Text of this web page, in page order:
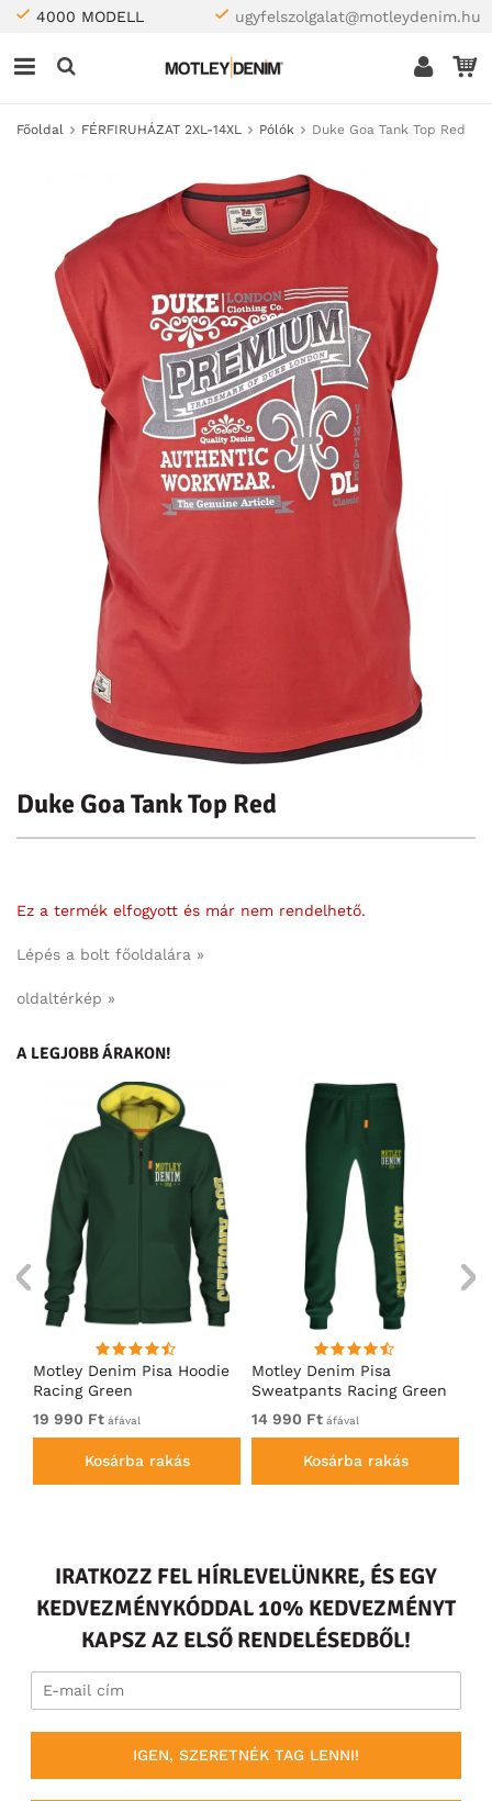
4000 MODELL ugyfelszolgalat@motleydenim.hu
Főoldal FÉRFIRUHÁZAT 2XL-14XL Pólók Duke Goa Tank Top Red
Duke Goa Tank Top Red
Ez a termék elfogyott és már nem rendelhető.
Lépés a bolt főoldalára »
oldaltérkép »
A LEGJOBB ÁRAKON!
Motley Denim Pisa Hoodie
Racing Green
19 990 Ft áfával
Kosárba rakás
Motley Denim Pisa
Sweatpants Racing Green
14 990 Ft áfával
Kosárba rakás
IRATKOZZ FEL HÍRLEVELÜNKRE, ÉS EGY
KEDVEZMÉNYKÓDDAL 10% KEDVEZMÉNYT
KAPSZ AZ ELSŐ RENDELÉSEDBŐL!
IGEN, SZERETNÉK TAG LENNI!